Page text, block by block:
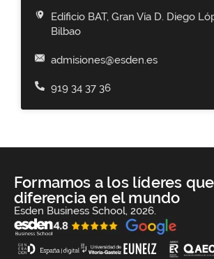
Edificio BAT, Gran Vía D. Diego
Bilbao
admisiones@esden.es
919 34 37 36
Formamos a los líderes
diferencia en el mundo
Esden Business School, 2026.